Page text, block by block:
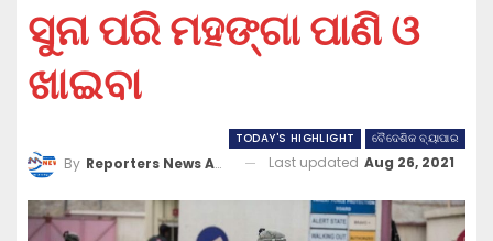
ସୁନା ପରି ମହଙ୍ଗା ପାଣି ଓ
ଖାଇବା
TODAY'S HIGHLIGHT ବୈଦେଶିକ ବ୍ୟାପାର
By Reporters News Agency Last updated Aug 26, 2021